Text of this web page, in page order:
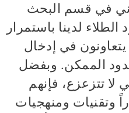
في قسم البحث
لدينا باستمرار
يتعاونون في إدخال
الممكن. وبفضل
لا تتزعزع، فإنهم
وتقنيات ومنهجيات